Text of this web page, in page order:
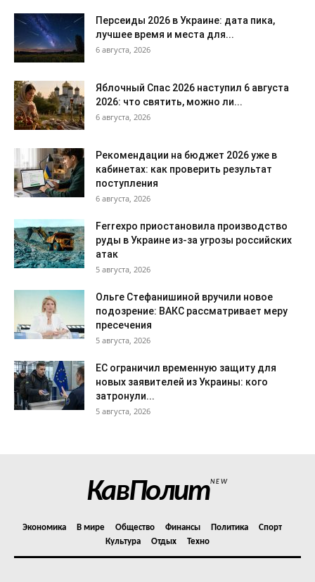
Персеиды 2026 в Украине: дата пика,
лучшее время и места для...
6 августа, 2026
Яблочный Спас 2026 наступил 6 августа
2026: что святить, можно ли...
6 августа, 2026
Рекомендации на бюджет 2026 уже в
кабинетах: как проверить результат
поступления
6 августа, 2026
Ferrexpo приостановила производство
руды в Украине из-за угрозы российских
атак
5 августа, 2026
Ольге Стефанишиной вручили новое
подозрение: ВАКС рассматривает меру
пресечения
5 августа, 2026
ЕС ограничил временную защиту для
новых заявителей из Украины: кого
затронули...
5 августа, 2026
КавПолитNEW
Экономика В мире Общество Финансы Политика
Спорт
Культура
Отдых Техно